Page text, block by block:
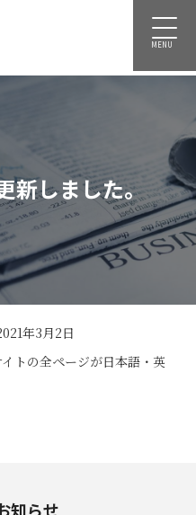
MENU
新しました。
年3月2日
トの全ページが日本語・英
知らせ